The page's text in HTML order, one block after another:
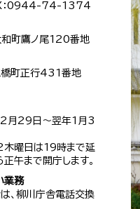
：0944-74-1374
町鷹ノ尾120番地
町正行431番地
月29日～翌年1月3
木曜日は19時まで延
午まで開庁します。
業務
、柳川庁舎電話交換